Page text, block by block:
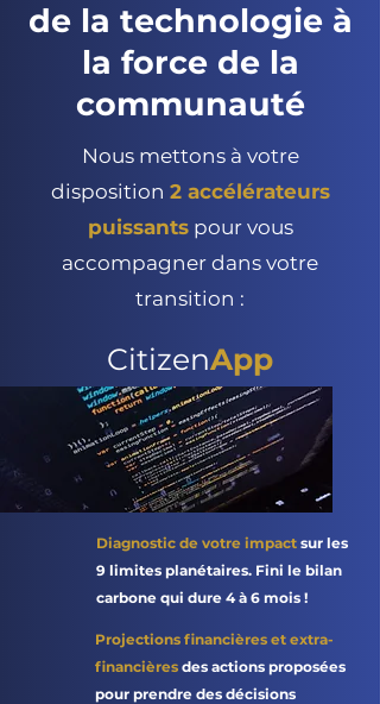
de la technologie à
la force de la
communauté
Nous mettons à votre
disposition 2 accélérateurs
puissantspour vous
accompagner dans votre
transition :
CitizenApp
Diagnostic de votre impact sur les
9 limites planétaires. Fini le bilan
carbone qui dure 4 à 6 mois !
Projections financières et extra-
financières des actions proposées
pour prendre des décisions